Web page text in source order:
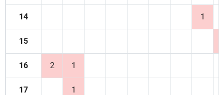
14 1
15
16 2 1
17 1